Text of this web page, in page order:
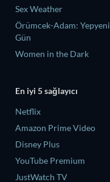
Sex Weather
Örümcek-Adam:
Gün
Women in the Dark
En iyi 5 sağlayıcı
Netflix
Amazon Prime Video
Disney Plus
YouTube Premium
JustWatch TV